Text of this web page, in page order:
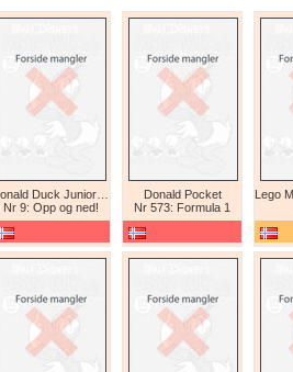
Nr 9: Opp og ned!
Donald Pocket
Nr 573: Formula 1